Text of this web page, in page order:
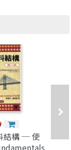
結構 ─ 使